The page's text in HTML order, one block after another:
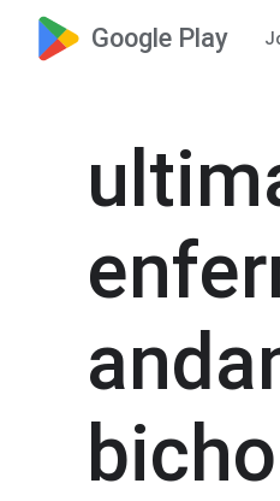
Google Play